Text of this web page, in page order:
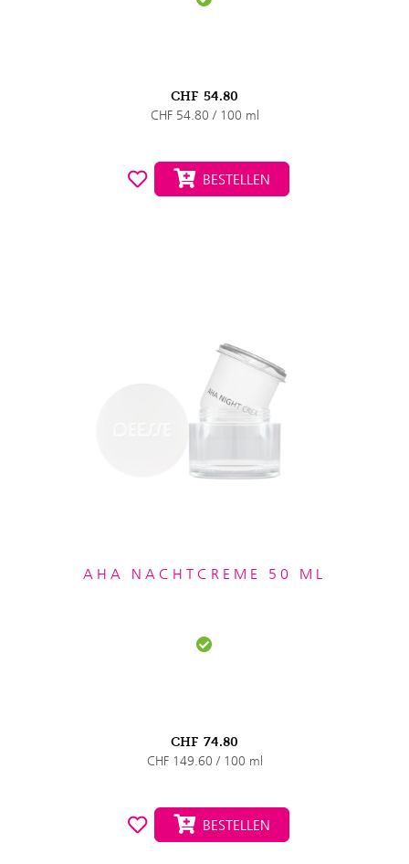
CHF 54.80
CHF 54.80 / 100 ml
BESTELLEN
AHA NACHTCREME 50 ML
CHF 74.80
CHF 149.60 / 100 ml
BESTELLEN